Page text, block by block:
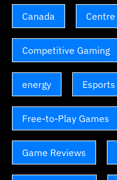
Canada Centre
Competitive Gaming
energy Esports
Free-to-Play Games
Game Reviews